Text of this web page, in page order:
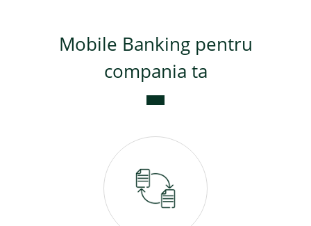
Mobile Banking pentru
compania ta